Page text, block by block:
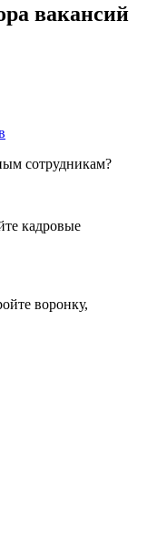
вакансий
сотрудникам?
кадровые
воронку,